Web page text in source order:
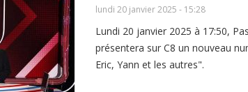
lundi 20 janvier 2025 - 15:28
Lundi 20 janvier 2025 à 17:50,
présentera sur C8 un nouveau
Eric, Yann et les autres".